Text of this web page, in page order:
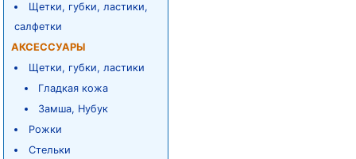
Щетки, губки, ластики,
салфетки
АКСЕССУАРЫ
Щетки, губки, ластики
Гладкая кожа
Замша, Нубук
Рожки
Стельки